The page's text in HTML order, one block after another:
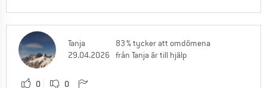
Tanja
29.04.2026
83 % tycker att omdömena
från Tanja är till hjälp
0 0